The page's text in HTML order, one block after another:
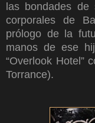
las bondades
corporales de
prólogo de la
manos de ese
“Overlook Hotel”
Torrance).